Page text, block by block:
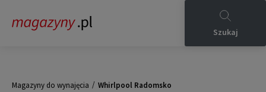
Szukaj
Magazyny do wynajęcia / Whirlpool Radomsko